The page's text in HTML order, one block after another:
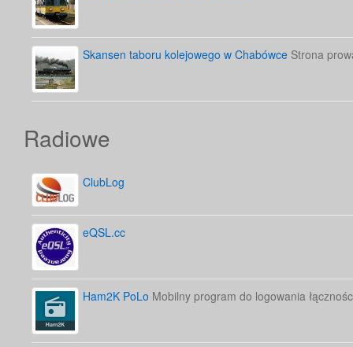
Skansen taboru kolejowego w Chabówce Strona
Radiowe
ClubLog
eQSL.cc
Ham2K PoLo Mobilny program do logowania